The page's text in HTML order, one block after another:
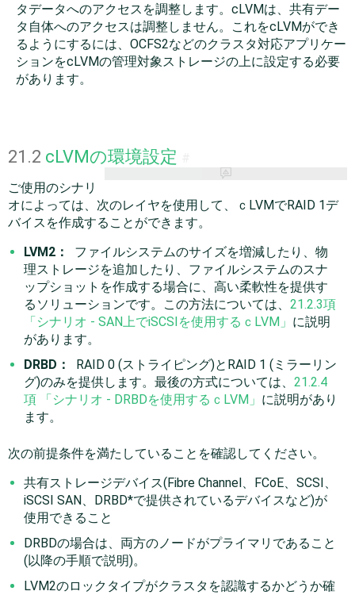
タデータへのアクセスを調整します。cLVMは、共有デー
タ自体へのアクセスは調整しません。これをcLVMができ
るようにするには、OCFS2などのクラスタ対応アプリケー
ションをcLVMの管理対象ストレージの上に設定する必要
があります。
21.2 cLVMの環境設定
ご使用のシナリ
オによっては、次のレイヤを使用して、ｃLVMでRAID 1デ
バイスを作成することができます。
LVM2：
ファイルシステムのサイズを増減したり、物
理ストレージを追加したり、ファイルシステムのスナ
ップショットを作成する場合に、高い柔軟性を提供す
るソリューションです。この方法については、 21.2.3項
「シナリオ - SAN上でiSCSIを使用するｃLVM」 に説明
があります。
DRBD：
RAID 0 (ストライピング)とRAID 1 (ミラーリン
グ)のみを提供します。最後の方式については、 21.2.4
項 「シナリオ - DRBDを使用するｃLVM」 に説明があり
ます。
次の前提条件を満たしていることを確認してください。
共有ストレージデバイス(Fibre Channel、FCoE、SCSI、
iSCSI SAN、DRBD*で提供されているデバイスなど)が
使用できること
DRBDの場合は、両方のノードがプライマリであること
(以降の手順で説明)。
LVM2のロックタイプがクラスタを認識するかどうか確